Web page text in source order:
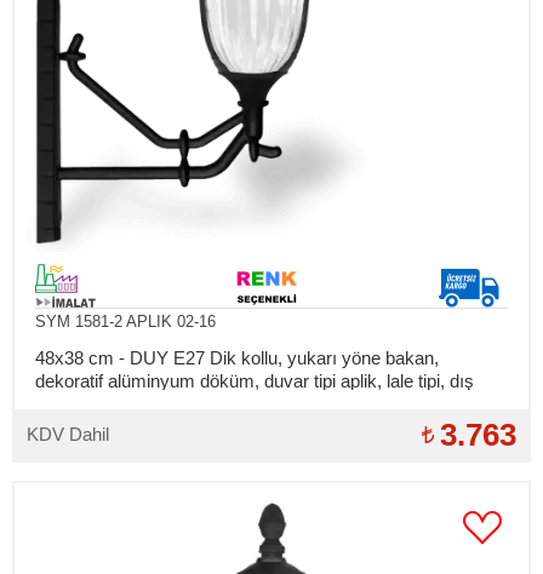
SYM 1581-2 APLIK 02-16
48x38 cm - DUY E27 Dik kollu, yukarı yöne bakan,
dekoratif alüminyum döküm, duvar tipi aplik, lale tipi, dış
KDV Dahil
3.763